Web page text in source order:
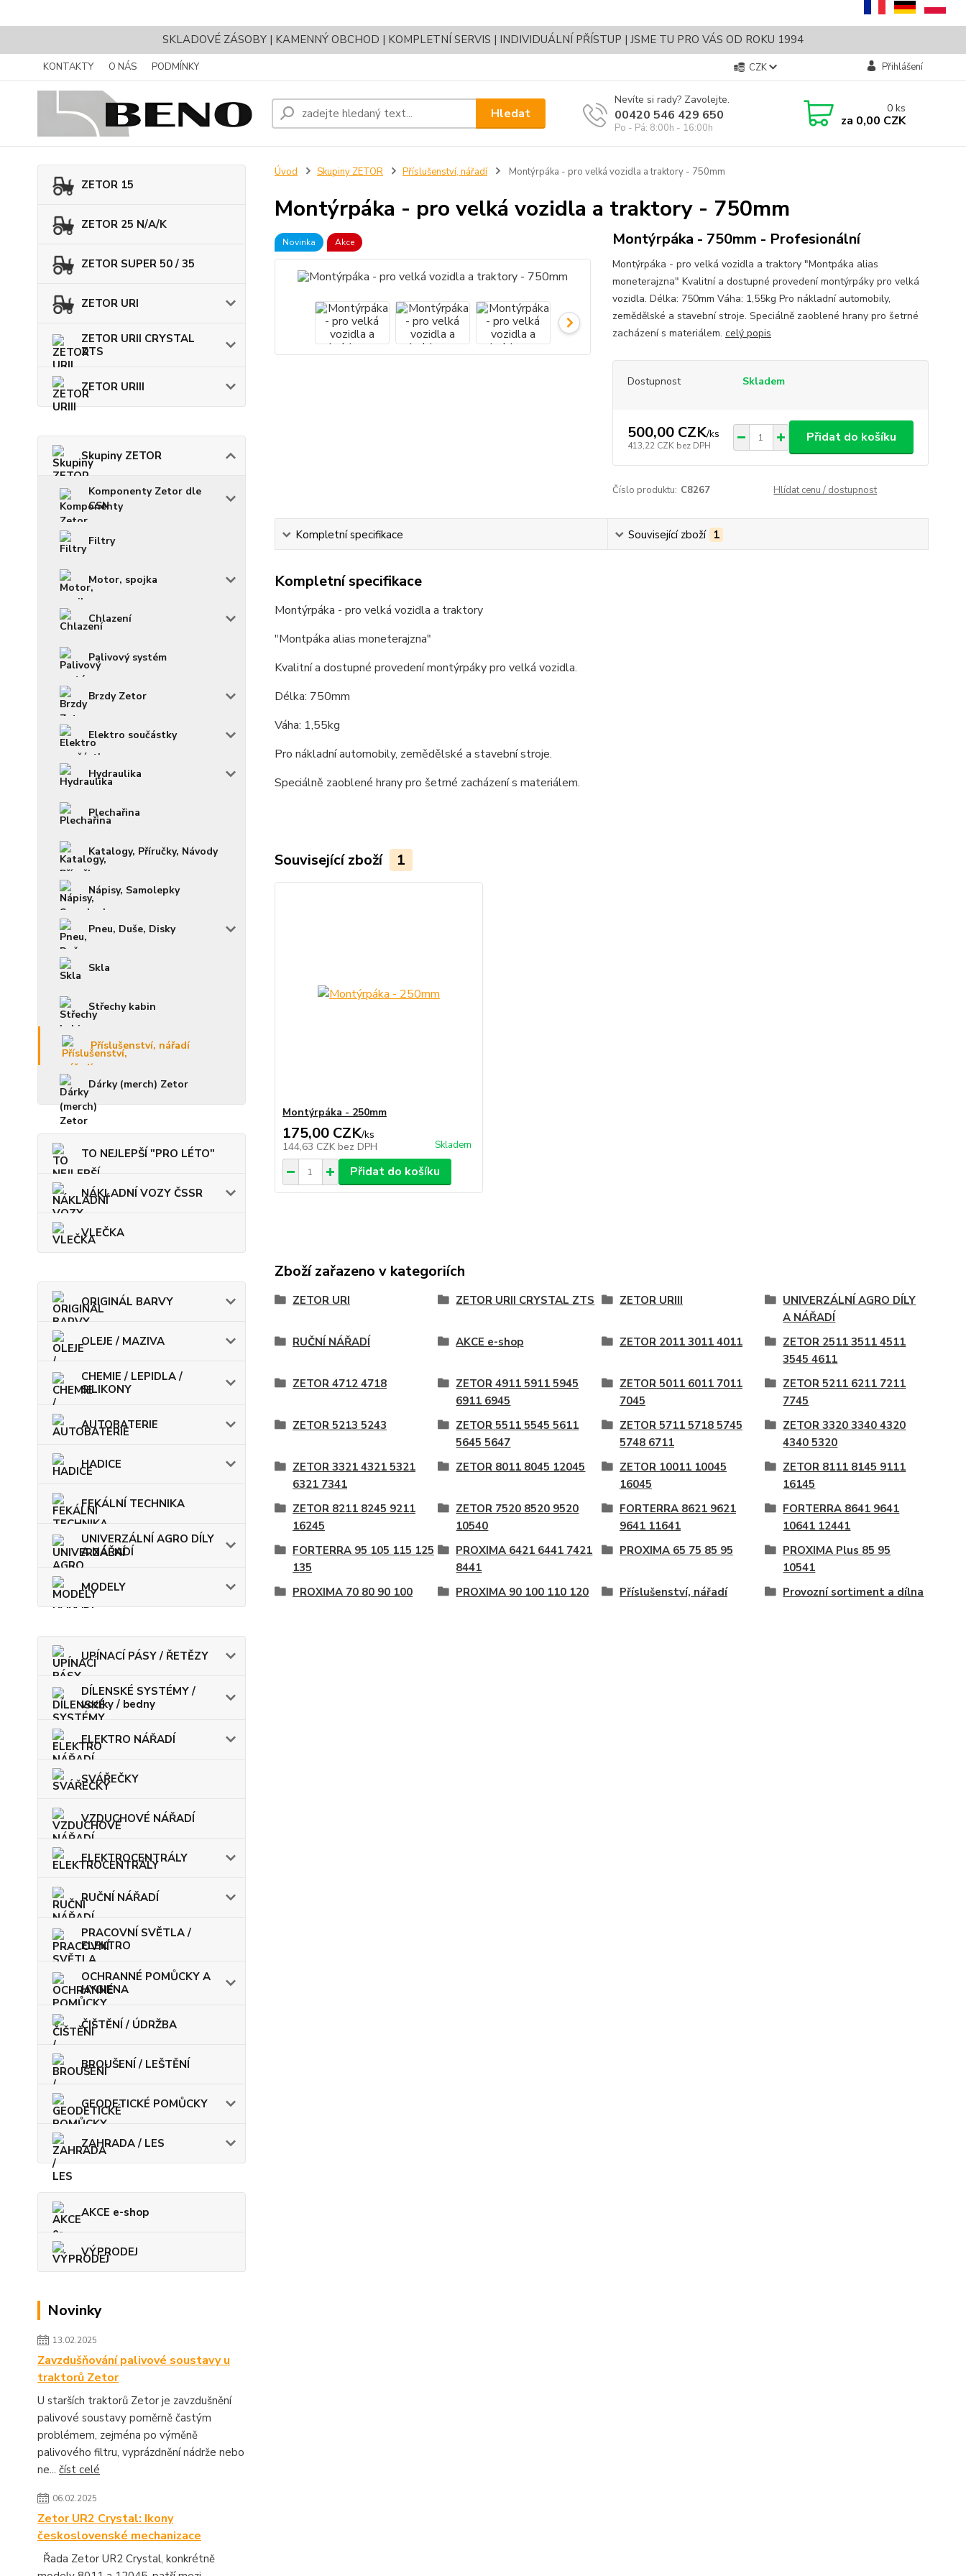
SKLADOVÉ ZÁSOBY | KAMENNÝ OBCHOD | KOMPLETNÍ SERVIS | INDIVIDUÁLNÍ PŘÍSTUP | JSME TU PRO VÁS OD ROKU 1994
KONTAKTY O NÁS PODMÍNKY CZK Přihlášení
Hledat
Nevíte si rady? Zavolejte.
00420 546 429 650
Po - Pá: 8:00h - 16:00h
0 ks
za 0,00 CZK
ZETOR 15
ZETOR 25 N/A/K
ZETOR SUPER 50 / 35
ZETOR URI
ZETOR URII CRYSTAL
ZTS
ZETOR URIII
Skupiny ZETOR
Komponenty Zetor dle
CSN
Filtry
Motor, spojka
Chlazení
Palivový systém
Brzdy Zetor
Elektro součástky
Hydraulika
Plechařina
Katalogy, Příručky, Návody
Nápisy, Samolepky
Pneu, Duše, Disky
Skla
Střechy kabin
Příslušenství, nářadí
Dárky (merch) Zetor
TO NEJLEPŠÍ "PRO LÉTO"
NÁKLADNÍ VOZY ČSSR
VLEČKA
ORIGINÁL BARVY
OLEJE / MAZIVA
CHEMIE / LEPIDLA /
SILIKONY
AUTOBATERIE
HADICE
FEKÁLNÍ TECHNIKA
UNIVERZÁLNÍ AGRO DÍLY
A NÁŘADÍ
MODELY
UPÍNACÍ PÁSY / ŘETĚZY
DÍLENSKÉ SYSTÉMY /
vozíky / bedny
ELEKTRO NÁŘADÍ
SVÁŘEČKY
VZDUCHOVÉ NÁŘADÍ
ELEKTROCENTRÁLY
RUČNÍ NÁŘADÍ
PRACOVNÍ SVĚTLA /
ELEKTRO
OCHRANNÉ POMŮCKY A
HYGIENA
ČIŠTĚNÍ / ÚDRŽBA
BROUŠENÍ / LEŠTĚNÍ
GEODETICKÉ POMŮCKY
ZAHRADA / LES
AKCE e-shop
VÝPRODEJ
Novinky
13.02.2025
Zavzdušňování palivové soustavy u
traktorů Zetor
U starších traktorů Zetor je zavzdušnění
palivové soustavy poměrně častým
problémem, zejména po výměně
palivového filtru, vyprázdnění nádrže nebo
ne... číst celé
06.02.2025
Zetor UR2 Crystal: Ikony
československé mechanizace
Řada Zetor UR2 Crystal, konkrétně
Úvod Skupiny ZETOR Příslušenství, nářadí Montýrpáka - pro velká vozidla a traktory - 750mm
Montýrpáka - pro velká vozidla a traktory - 750mm
Novinka Akce Montýrpáka - 750mm - Profesionální
Montýrpáka - pro velká vozidla a traktory "Montpáka alias
moneterajzna" Kvalitní a dostupné provedení montýrpáky pro velká
vozidla. Délka: 750mm Váha: 1,55kg Pro nákladní automobily,
zemědělské a stavební stroje. Speciálně zaoblené hrany pro šetrné
zacházení s materiálem. celý popis
Dostupnost Skladem
500,00 CZK/ks
413,22 CZK bez DPH
Přidat do košíku
Číslo produktu: C8267 Hlídat cenu / dostupnost
Kompletní specifikace Související zboží 1
Kompletní specifikace
Montýrpáka - pro velká vozidla a traktory
"Montpáka alias moneterajzna"
Kvalitní a dostupné provedení montýrpáky pro velká vozidla.
Délka: 750mm
Váha: 1,55kg
Pro nákladní automobily, zemědělské a stavební stroje.
Speciálně zaoblené hrany pro šetrné zacházení s materiálem.
Související zboží 1
Montýrpáka - 250mm
175,00 CZK/ks
144,63 CZK bez DPH Skladem
Přidat do košíku
Zboží zařazeno v kategoriích
ZETOR URI ZETOR URII CRYSTAL ZTS ZETOR URIII
UNIVERZÁLNÍ AGRO DÍLY
A NÁŘADÍ
RUČNÍ NÁŘADÍ
AKCE e-shop ZETOR 2011 3011 4011
ZETOR 2511 3511 4511
3545 4611
ZETOR 4712 4718
ZETOR 4911 5911 5945
6911 6945
ZETOR 5011 6011 7011
7045
ZETOR 5211 6211 7211
7745
ZETOR 5213 5243
ZETOR 5511 5545 5611
5645 5647
ZETOR 5711 5718 5745
5748 6711
ZETOR 3320 3340 4320
4340 5320
ZETOR 3321 4321 5321
6321 7341
ZETOR 8011 8045 12045
ZETOR 10011 10045
16045
ZETOR 8111 8145 9111
16145
ZETOR 8211 8245 9211
16245
ZETOR 7520 8520 9520
10540
FORTERRA 8621 9621
9641 11641
FORTERRA 8641 9641
10641 12441
FORTERRA 95 105 115 125
135
PROXIMA 6421 6441 7421
8441
PROXIMA 65 75 85 95
PROXIMA Plus 85 95
10541
PROXIMA 70 80 90 100
PROXIMA 90 100 110 120 Příslušenství, nářadí Provozní sortiment a dílna